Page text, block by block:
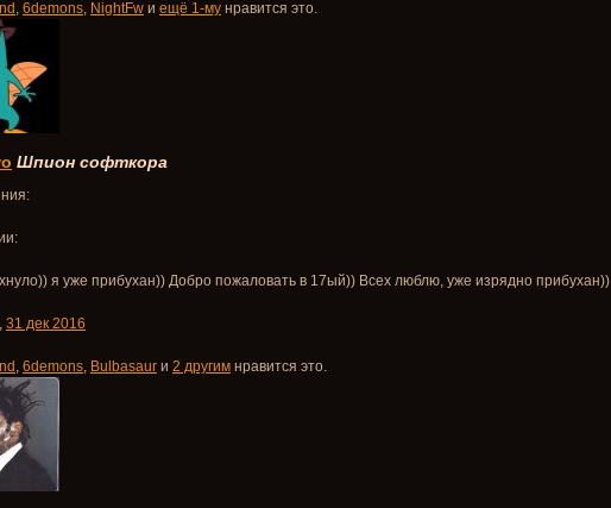
, 6demons, NightFw и ещё 1-му нравится это.
Шпион софткора
я уже прибухан)) Добро пожаловать в 17ый)) Всех люблю, уже изрядно прибухан))
, 31 дек 2016
, 6demons, Bulbasaur и 2 другим нравится это.